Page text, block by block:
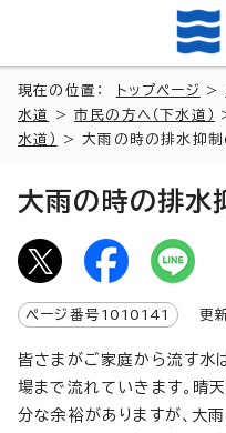
現在の位置： トップページ >
水道
>市民の方へ（下水道）
水道）
> 大雨の時の排水抑制
大雨の時の排水
ページ番号 1010141 更新
皆さまがご家庭から流す水
場まで流れていきます。晴
分な余裕がありますが、大